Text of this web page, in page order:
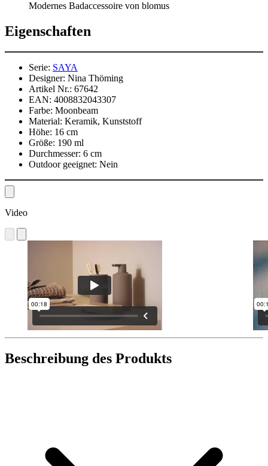
Modernes Badaccessoire von blomus
Eigenschaften
Serie: SAYA
Designer: Nina Thöming
Artikel Nr.: 67642
EAN: 4008832043307
Farbe: Moonbeam
Material: Keramik, Kunststoff
Höhe: 16 cm
Größe: 190 ml
Durchmesser: 6 cm
Outdoor geeignet: Nein
Video
Beschreibung des Produkts